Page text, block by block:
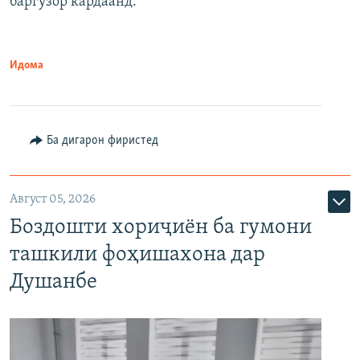
Идома
Ба дигарон фиристед
Август 05, 2026
Боздошти хориҷиён ба гумони
ташкили фоҳишахона дар
Душанбе